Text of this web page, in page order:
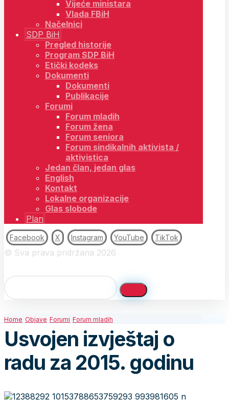
Vijeće ministara
Vlada FBiH
Načelnici
SDP BiH
Pregled historije
Program SDP BiH
Etički kodeks
Dokumenti
Dokumenti
Publikacije
Forumi
Forum mladih
Forum žena
Forum seniora
Forum sindikalnih aktivista /
aktivistica
Jedan član, jedan glas
English
Kontakt
Lokalne organizacije
Glas slobode
Plan
Facebook X Instagram YouTube TikTok
© Sva prava pridržana 2026
Home Objave Forumi Forum mladih
Usvojen izvještaj o
radu za 2015. godinu